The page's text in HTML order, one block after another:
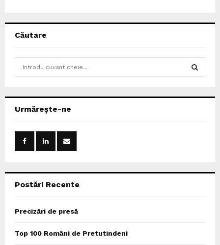
Căutare
h
Urmărește-ne
Postări Recente
Precizări de presă
Top 100 Români de Pretutindeni